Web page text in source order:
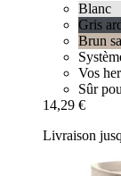
Blanc
Gris
Brun
Vos
Sûr
14,29 €
Livraison